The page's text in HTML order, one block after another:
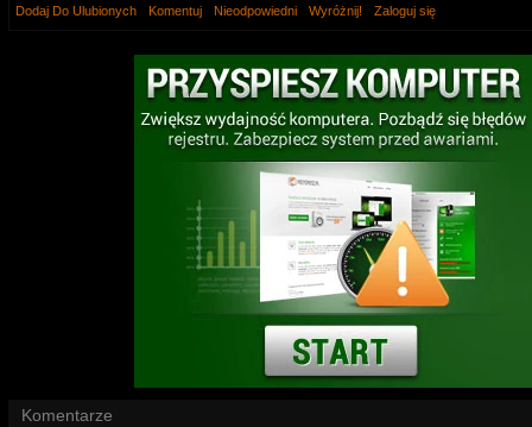
Dodaj Do Ulubionych Komentuj Nieodpowiedni Wyróżnij! Zaloguj się
Komentarze